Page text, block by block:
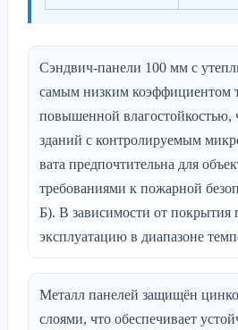
Сэндвич-панели 100 мм с
самым низким коэффициентом
повышенной влагостойкостью,
зданий с контролируемым
вата предпочтительна для
требованиями к пожарной
Б). В зависимости от
эксплуатацию в диапазоне
Металл панелей защищён
слоями, что обеспечивает